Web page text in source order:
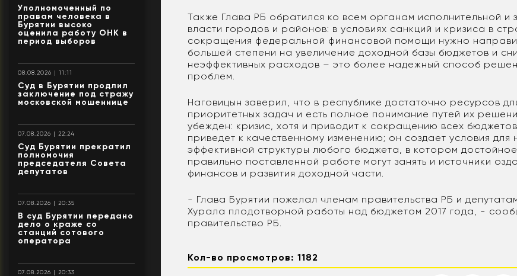
Уполномоченный по
правам человека в
Бурятии высоко
оценила работу ОНК в
период выборов
08.08.2026 | 11:11
Суд в Бурятии продлил
заключение под стражу
московской мошеннице
07.08.2026 | 22:24
Суд Бурятии прекратил
полномочия
председателя Совета
депутатов
07.08.2026 | 20:35
В суд Бурятии передано
дело о краже со
станций сотового
оператора
07.08.2026 | 20:33
Также Глава РБ обратился ко всем органам исполнительной и
власти городов и районов: в условиях санкций и кризиса в
сокращения федеральной финансовой помощи нужно
большей степени на увеличение доходной базы бюджетов и
неэффективных расходов – это более надежный способ
проблем.
Наговицын заверил, что в республике достаточно ресурсов
приоритетных задач и есть полное понимание путей их
убежден: кризис, хотя и приводит к сокращению всех
приведет к качественному изменению; он создает условия для
эффективной структуры любого бюджета, в котором
правильно поставленной работе могут занять и источники
финансов и развития доходной части.
- Глава Бурятии пожелал членам правительства РБ и
Хурала плодотворной работы над бюджетом 2017 года, -
правительство РБ.
Кол-во просмотров: 1182